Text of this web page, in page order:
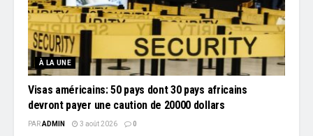
À LA UNE
Visas américains: 50 pays dont 30 pays africains
devront payer une caution de 20000 dollars
PARADMIN 3 août 2026 0